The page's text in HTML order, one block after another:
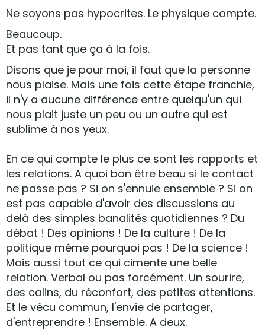
Ne soyons pas hypocrites. Le physique compte.
Beaucoup.
Et pas tant que ça à la fois.
Disons que je pour moi, il faut que la personne
nous plaise. Mais une fois cette étape franchie,
il n'y a aucune différence entre quelqu'un qui
nous plait juste un peu ou un autre qui est
sublime à nos yeux.
En ce qui compte le plus ce sont les rapports et
les relations. A quoi bon être beau si le contact
ne passe pas ? Si on s'ennuie ensemble ? Si on
est pas capable d'avoir des discussions au
delà des simples banalités quotidiennes ? Du
débat ! Des opinions ! De la culture ! De la
politique même pourquoi pas ! De la science !
Mais aussi tout ce qui cimente une belle
relation. Verbal ou pas forcément. Un sourire,
des calins, du réconfort, des petites attentions.
Et le vécu commun, l'envie de partager,
d'entreprendre ! Ensemble. A deux.